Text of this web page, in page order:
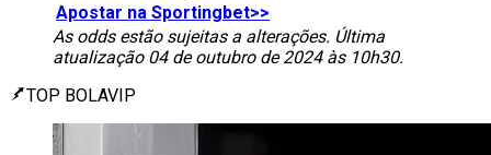
Apostar na Sportingbet>>
As odds estão sujeitas a alterações. Última
atualização 04 de outubro de 2024 às 10h30.
TOP BOLAVIP